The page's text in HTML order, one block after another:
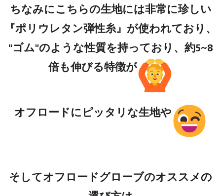
ちなみにこちらの生地には非常に珍しい
『ポリウレタン弾性糸』が使われており、
"ゴム"のような性質を持っており、約5~8
倍も伸びる特徴が
オフロードにピッタリな生地や
そしてオフロードグローブのオススメの